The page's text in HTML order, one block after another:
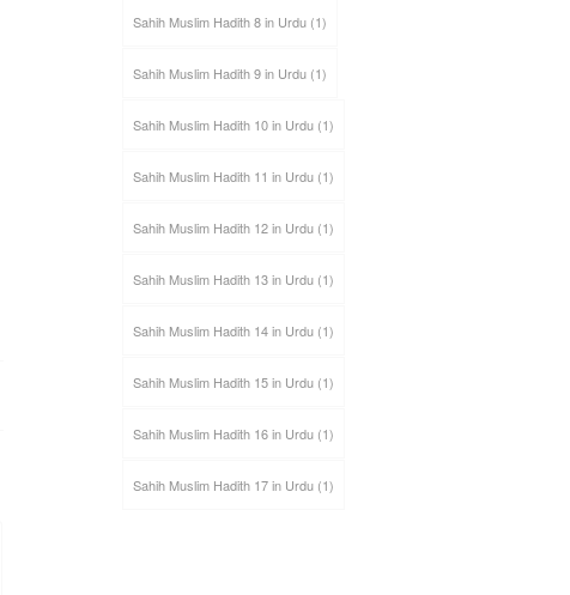
Sahih Muslim Hadith 8 in Urdu(1)
Sahih Muslim Hadith 9 in Urdu(1)
Sahih Muslim Hadith 10 in Urdu(1)
Sahih Muslim Hadith 11 in Urdu(1)
Sahih Muslim Hadith 12 in Urdu(1)
Sahih Muslim Hadith 13 in Urdu(1)
Sahih Muslim Hadith 14 in Urdu(1)
Sahih Muslim Hadith 15 in Urdu(1)
Sahih Muslim Hadith 16 in Urdu(1)
Sahih Muslim Hadith 17 in Urdu(1)